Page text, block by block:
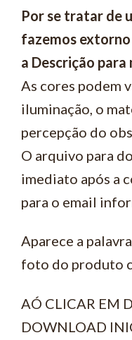
Por se tratar de
fazemos
a Descrição
As cores podem
iluminação, o
percepção do
O arquivo para
imediato após a
para o email
Aparece a
foto do produto
AÓ CLICAR EM
DOWNLOAD